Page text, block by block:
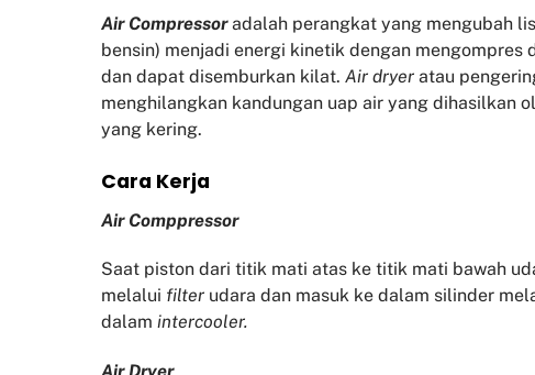
Air Compressoradalah perangkat yang mengubah
bensin) menjadi energi kinetik dengan
dan dapat disemburkan kilat. Air dryer atau
menghilangkan kandungan uap air yang dihasilkan
yang kering.
Cara Kerja
Air Comppressor
Saat piston dari titik mati atas ke titik mati bawah
melalui filter udara dan masuk ke dalam silinder
dalam intercooler.